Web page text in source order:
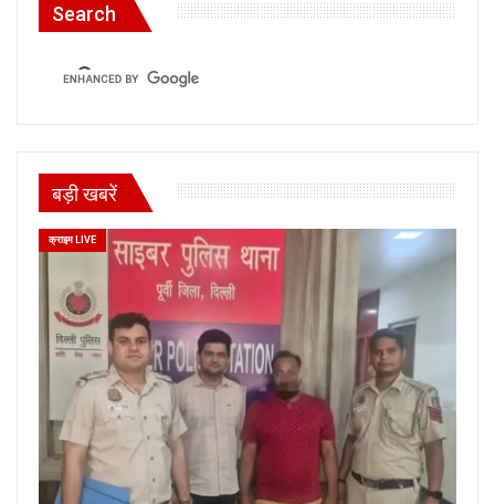
Search
बड़ी खबरें
क्राइम LIVE